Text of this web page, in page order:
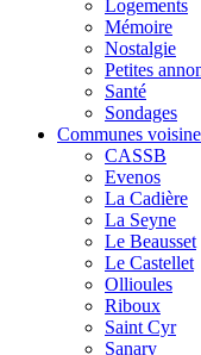
Logements
Mémoire
Nostalgie
Petites
Santé
Sondages
Communes
CASSB
Evenos
La Cadière
La Seyne
Le Beausset
Le Castellet
Ollioules
Riboux
Saint Cyr
Sanary